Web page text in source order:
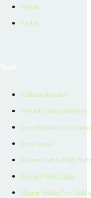
İletişim
Yardım
Kullanım Koşulları
Bireysel Üyelik Sözleşmesi
Çerez Politikası ve
Çerez Ayarları
Kullanıcı Veri Gizliliği
Ziyaretçi Veri Gizliliği
Müşteri Yetkilisi Veri